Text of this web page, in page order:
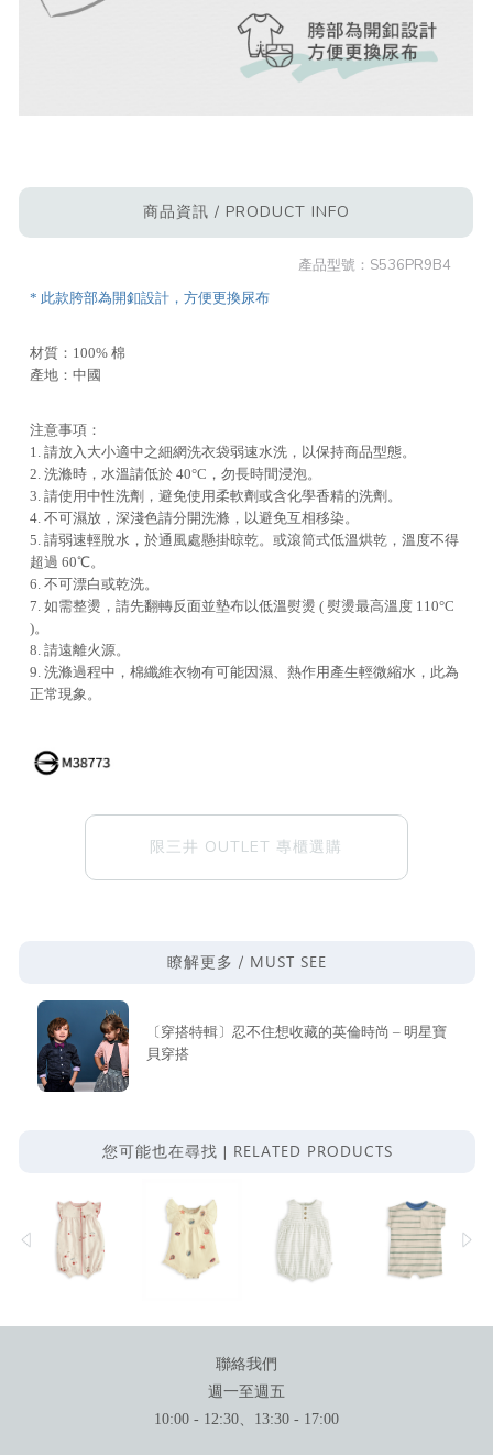
商品資訊 / PRODUCT INFO
產品型號： S536PR9B4
* 此款胯部為開釦設計，方便更換尿布
材質：100% 棉
產地：中國
注意事項：
1. 請放入大小適中之細網洗衣袋弱速水洗，以保持商品型態。
2. 洗滌時，水溫請低於 40°C，勿長時間浸泡。
3. 請使用中性洗劑，避免使用柔軟劑或含化學香精的洗劑。
4. 不可濕放，深淺色請分開洗滌，以避免互相移染。
5. 請弱速輕脫水，於通風處懸掛晾乾。或滾筒式低溫烘乾，溫度不得
超過 60℃。
6. 不可漂白或乾洗。
7. 如需整燙，請先翻轉反面並墊布以低溫熨燙 ( 熨燙最高溫度 110°C
)。
8. 請遠離火源。
9. 洗滌過程中，棉纖維衣物有可能因濕、熱作用產生輕微縮水，此為
正常現象。
限三井 OUTLET 專櫃選購
瞭解更多 / MUST SEE
〔穿搭特輯〕忍不住想收藏的英倫時尚 – 明星寶
貝穿搭
您可能也在尋找 | RELATED PRODUCTS
聯絡我們
週一至週五
10:00 - 12:30、13:30 - 17:00